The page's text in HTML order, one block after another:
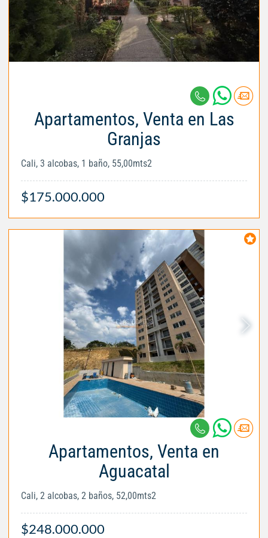
Apartamentos, Venta en Las
Granjas
Cali, 3 alcobas, 1 baño, 55,00mts2
$175.000.000
Apartamentos, Venta en
Aguacatal
Cali, 2 alcobas, 2 baños, 52,00mts2
$248.000.000